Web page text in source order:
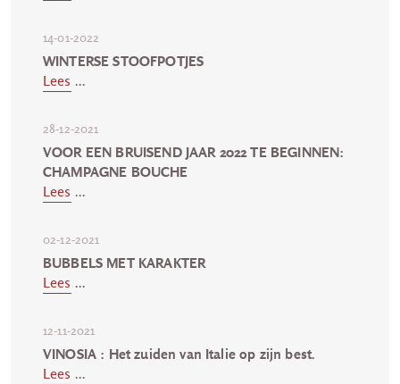
14-01-2022
WINTERSE STOOFPOTJES
Lees ...
28-12-2021
VOOR EEN BRUISEND JAAR 2022 TE BEGINNEN:
CHAMPAGNE BOUCHE
Lees ...
02-12-2021
BUBBELS MET KARAKTER
Lees ...
12-11-2021
VINOSIA : Het zuiden van Italie op zijn best.
Lees ...